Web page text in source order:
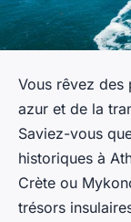
Vous rêvez des
azur et de la
Saviez-vous
historiques à
Crète ou
trésors